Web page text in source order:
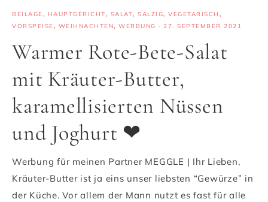
BEILAGE, HAUPTGERICHT, SALAT, SALZIG, VEGETARISCH ,
VORSPEISE, WEIHNACHTEN, WERBUNG · 27. SEPTEMBER 2021
Warmer Rote-Bete-Salat
mit Kräuter-Butter,
karamellisierten Nüssen
und Joghurt ❤
Werbung für meinen Partner MEGGLE | Ihr Lieben,
Kräuter-Butter ist ja eins unser liebsten “Gewürze” in
der Küche. Vor allem der Mann nutzt es fast für alle